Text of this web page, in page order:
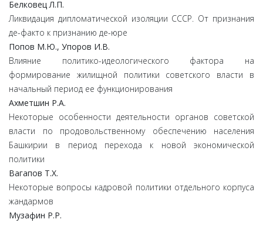
Белковец Л.П.
Ликвидация дипломатической изоляции СССР. От признания
де-факто к признанию де-юре
Попов М.Ю., Упоров И.В.
Влияние политико-идеологического фактора на
формирование жилищной политики советского власти в
начальный период ее функционирования
Ахметшин Р.А.
Некоторые особенности деятельности органов советской
власти по продовольственному обеспечению населения
Башкирии в период перехода к новой экономической
политики
Вагапов Т.Х.
Некоторые вопросы кадровой политики отдельного корпуса
жандармов
Музафин Р.Р.